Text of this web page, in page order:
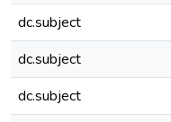
dc.subject
dc.subject
dc.subject